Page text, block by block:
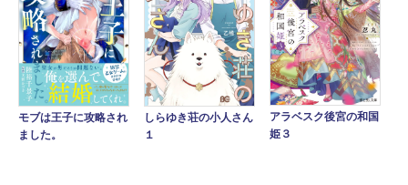
モブは王子に攻略され
ました。
しらゆき荘の小人さん
１
アラベスク後宮の和国
姫３